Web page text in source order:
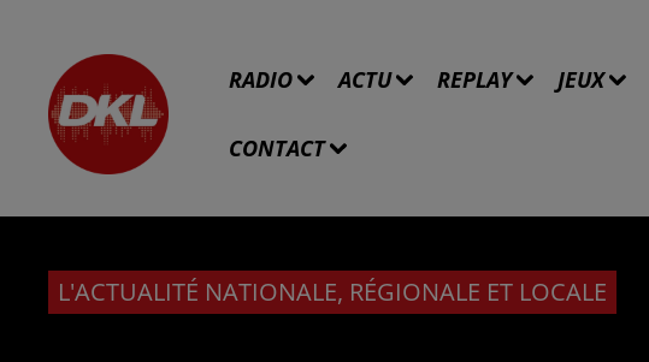
RADIO ACTU REPLAY JEUX
CONTACT
L'ACTUALITÉ NATIONALE, RÉGIONALE ET LOCALE